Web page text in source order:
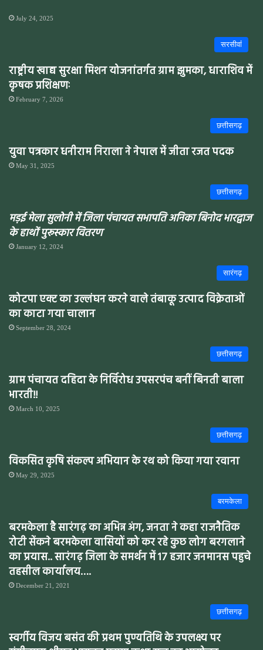
July 24, 2025
सरसीवांं
राष्ट्रीय खाद्य सुरक्षा मिशन योजनांतर्गत ग्राम झुमका, धाराशिव में
कृषक प्रशिक्षणः
February 7, 2026
छत्तीसगढ़
युवा पत्रकार धनीराम निराला ने नेपाल में जीता रजत पदक
May 31, 2025
छत्तीसगढ़
मड़ई मेला सुलोनी में जिला पंचायत सभापति अनिका बिनोद भारद्वाज
के हाथों पुरूस्कार वितरण
January 12, 2024
सारंगढ़
कोटपा एक्ट का उल्लंघन करने वाले तंबाकू उत्पाद विक्रेताओं
का काटा गया चालान
September 28, 2024
छत्तीसगढ़
ग्राम पंचायत दहिदा के निर्विरोध उपसरपंच बनीं बिनती बाला
भारती!!
March 10, 2025
छत्तीसगढ़
विकसित कृषि संकल्प अभियान के रथ को किया गया रवाना
May 29, 2025
बरमकेला
बरमकेला है सारंगढ़ का अभिन्न अंग, जनता ने कहा राजनैतिक
रोटी सेंकने बरमकेला वासियों को कर रहे कुछ लोग बरगलाने
का प्रयास.. सारंगढ़ जिला के समर्थन में 17 हजार जनमानस पहुचे
तहसील कार्यालय….
December 21, 2021
छत्तीसगढ़
स्वर्गीय विजय बसंत की प्रथम पुण्यतिथि के उपलक्ष्य पर